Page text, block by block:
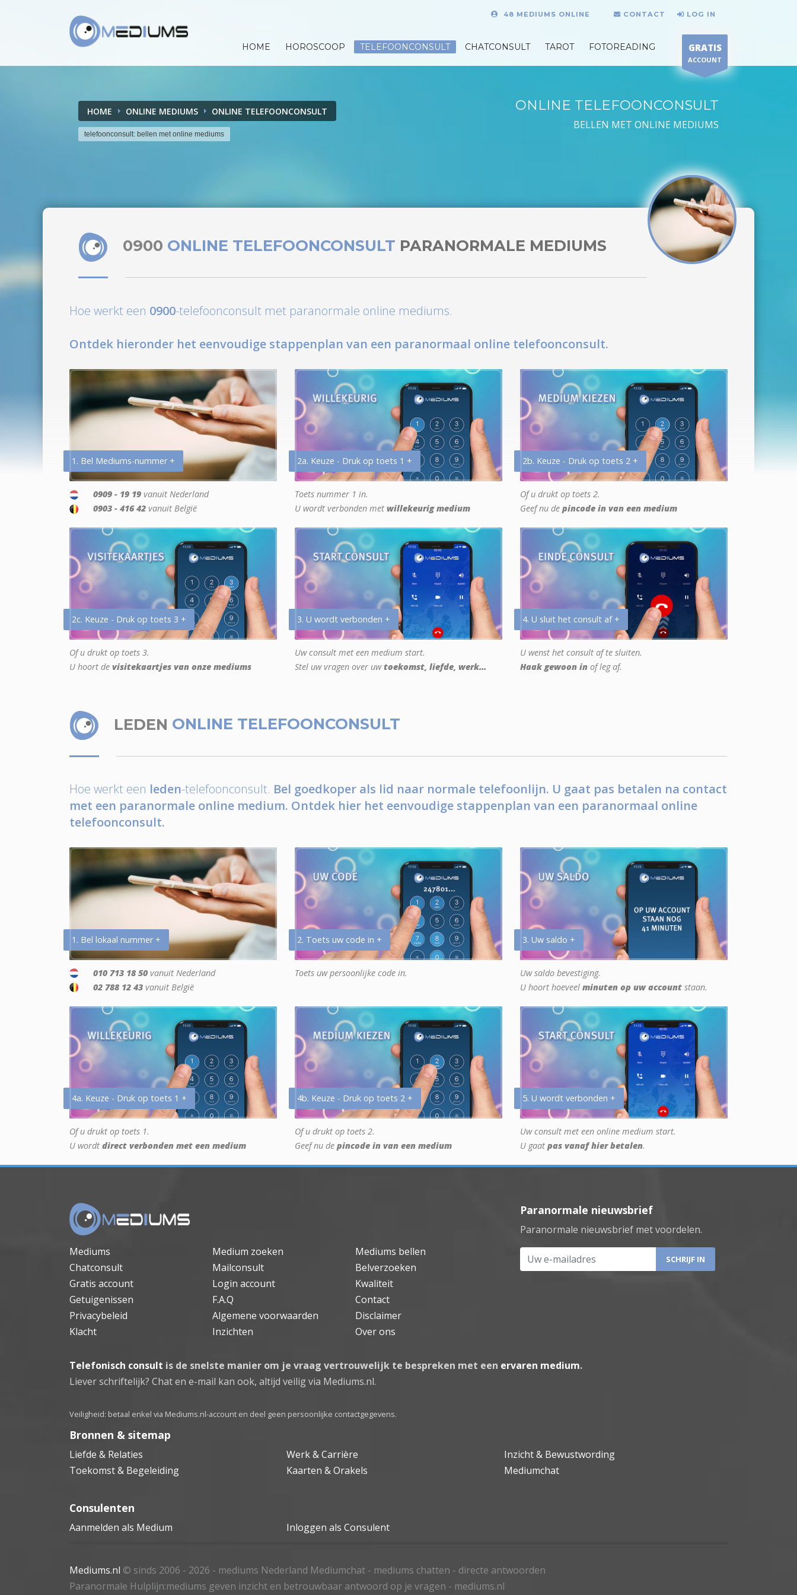
48 MEDIUMS ONLINE CONTACT LOG IN
HOME HOROSCOOP TELEFOONCONSULT CHATCONSULT TAROT FOTOREADING GRATIS
ACCOUNT
HOME ONLINE MEDIUMS ONLINE TELEFOONCONSULT
telefoonconsult: bellen met online mediums
ONLINE TELEFOONCONSULT
BELLEN MET ONLINE MEDIUMS
0900 ONLINE TELEFOONCONSULT PARANORMALE MEDIUMS
Hoe werkt een 0900-telefoonconsult met paranormale online mediums.
Ontdek hieronder het eenvoudige stappenplan van een paranormaal online telefoonconsult.
1. Bel Mediums-nummer +
0909 - 19 19 vanuit Nederland
0903 - 416 42 vanuit België
2a. Keuze - Druk op toets 1 +
Toets nummer 1 in.
U wordt verbonden met willekeurig medium
2b. Keuze - Druk op toets 2 +
Of u drukt op toets 2.
Geef nu de pincode in van een medium
2c. Keuze - Druk op toets 3 +
Of u drukt op toets 3.
U hoort de visitekaartjes van onze mediums
3. U wordt verbonden +
Uw consult met een medium start.
Stel uw vragen over uwtoekomst, liefde, werk...
4. U sluit het consult af +
U wenst het consult af te sluiten.
Haak gewoon in of leg af.
LEDEN ONLINE TELEFOONCONSULT
Hoe werkt een leden-telefoonconsult. Bel goedkoper als lid naar normale telefoonlijn. U gaat pas betalen na contact
met een paranormale online medium. Ontdek hier het eenvoudige stappenplan van een paranormaal online
telefoonconsult.
1. Bel lokaal nummer +
010 713 18 50 vanuit Nederland
02 788 12 43 vanuit België
2. Toets uw code in +
Toets uw persoonlijke code in.
3. Uw saldo +
Uw saldo bevestiging.
U hoort hoeveel minuten op uw account staan.
4a. Keuze - Druk op toets 1 +
Of u drukt op toets 1.
U wordt direct verbonden met een medium
4b. Keuze - Druk op toets 2 +
Of u drukt op toets 2.
Geef nu de pincode in van een medium
5. U wordt verbonden +
Uw consult met een online medium start.
U gaat pas vanaf hier betalen.
Mediums Medium zoeken
Mediums bellen
Chatconsult
Mailconsult
Belverzoeken
Gratis account
Login account
Kwaliteit
Getuigenissen
F.A.Q
Contact
Privacybeleid
Algemene voorwaarden
Disclaimer
Klacht
Inzichten Over ons
Paranormale nieuwsbrief
Paranormale nieuwsbrief met voordelen.
Uw e-mailadres
Telefonisch consult is de snelste manier om je vraag vertrouwelijk te bespreken met een ervaren medium.
Liever schriftelijk? Chat en e-mail kan ook, altijd veilig via Mediums.nl.
Veiligheid: betaal enkel via Mediums.nl-account en deel geen persoonlijke contactgegevens.
Bronnen & sitemap
Liefde & Relaties Werk & Carrière
Inzicht & Bewustwording
Toekomst & Begeleiding
Kaarten & Orakels Mediumchat
Consulenten
Aanmelden als Medium Inloggen als Consulent
Mediums.nl © sinds 2006 - 2026 - mediums Nederland Mediumchat - mediums chatten - directe antwoorden
Paranormale Hulplijn:mediums geven inzicht en betrouwbaar antwoord op je vragen - mediums.nl